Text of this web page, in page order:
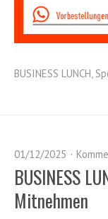
BUSINESS LUNCH,
01/12/2025
BUSINESS
Mitnehmen